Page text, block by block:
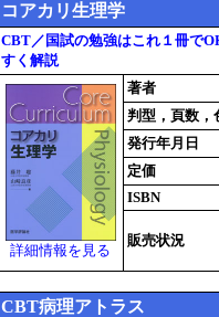
コアカリ生理学
CBT／国試の勉強はこれ１冊で
すく解説
詳細情報を見る
著者
判型，頁数，
発行年月日
定価
ISBN
販売状況
CBT病理アトラス